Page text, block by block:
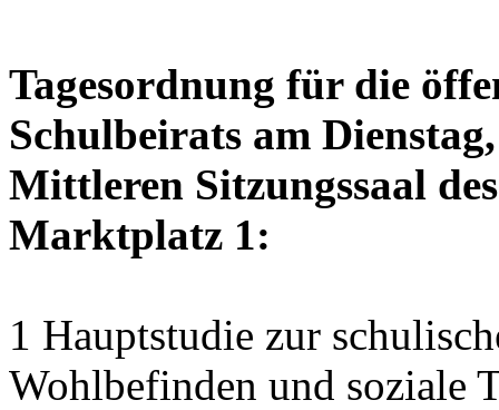
Tagesordnung für die
Schulbeirats am
Mittleren Sitzungssaal
Marktplatz 1:
1 Hauptstudie zur
Wohlbefinden und soziale